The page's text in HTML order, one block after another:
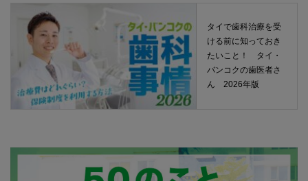
タイで歯科治療を受
ける前に知っておき
たいこと！ タイ・
バンコクの歯医者さ
ん 2026年版